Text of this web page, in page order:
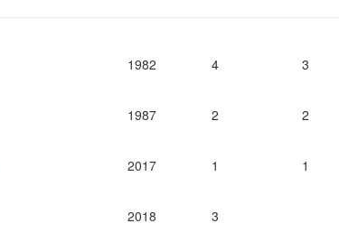
1982 4 3
1987 2 2
2017 1 1
2018 3